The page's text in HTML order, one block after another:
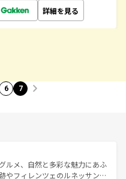
詳細を見る
6 7
ルメ、自然と多彩な魅力にあふ
やフィレンツェのルネッサンス